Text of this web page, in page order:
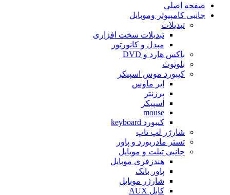
صفحه اصلی
جانبی کامپیوتر وموبایل
تبدیلات
تبدیلات سخت افزاری
مبدل و کانورتور
باکس هارد و DVD
بلوتوث
کیبورد موس اسپیکر
ایر ماوس
پرزنتر
اسپیکر
mouse
کیبورد keyboard
شارژر لپ تاپ
تستر مادربورد و پاور
جانبی تبلت و موبایل
هندزفری موبایل
پاور بانک
شارژر موبایل
کابل AUX